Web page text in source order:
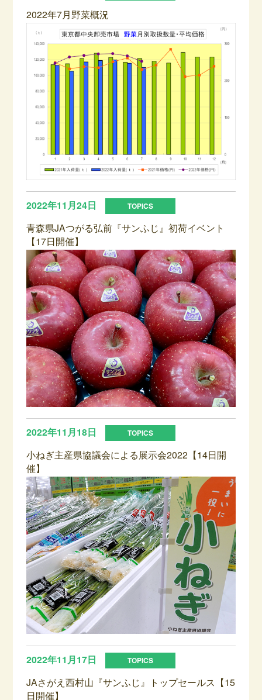
2022年7月野菜概況
2022年11月24日
青森県JAつがる弘前『サンふじ』初荷イベント
【17日開催】
2022年11月18日
小ねぎ主産県協議会による展示会2022【14日開
催】
2022年11月17日
JAさがえ西村山『サンふじ』トップセールス【15
日開催】